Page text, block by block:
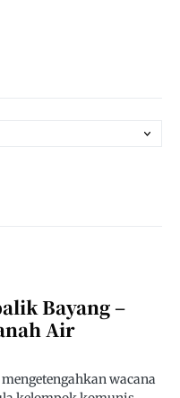
Bayang –
Air
wacana